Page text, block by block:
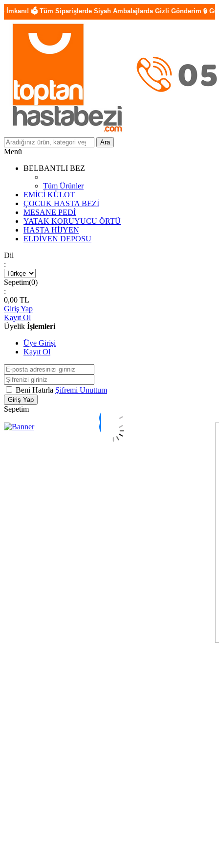
Siparişlerde Siyah Ambalajlarda Gizli Gönderim 🔒 Güvenilir Ödeme
Ara
Menü
BELBANTLI BEZ
Tüm Ürünler
EMİCİ KÜLOT
ÇOCUK HASTA BEZİ
MESANE PEDİ
YATAK KORUYUCU ÖRTÜ
HASTA HİJYEN
ELDİVEN DEPOSU
Dil
:
Sepetim(0)
:
0,00 TL
Giriş Yap
Kayıt Ol
Üyelik İşlemleri
Üye Girişi
Kayıt Ol
Beni Hatırla Şifremi Unuttum
Giriş Yap
Sepetim